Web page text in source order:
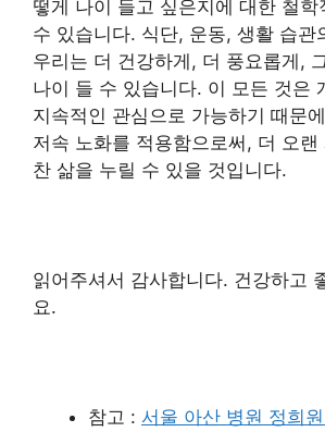
떻게 나이 들고 싶은지에 대한 철학
수 있습니다. 식단, 운동, 생활 습관
우리는 더 건강하게, 더 풍요롭게,
나이 들 수 있습니다. 이 모든 것은
지속적인 관심으로 가능하기 때문
저속 노화를 적용함으로써, 더 오랜
찬 삶을 누릴 수 있을 것입니다.
읽어주셔서 감사합니다. 건강하고
요.
참고 : 서울 아산 병원 정희